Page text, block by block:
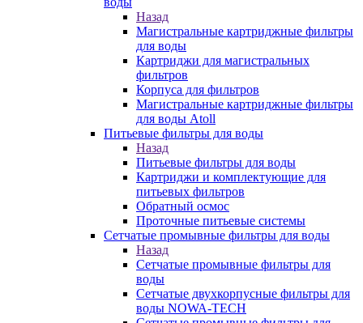
Назад
Магистральные картриджные фильтры
для воды
Картриджи для магистральных
фильтров
Корпуса для фильтров
Магистральные картриджные фильтры
для воды Atoll
Питьевые фильтры для воды
Назад
Питьевые фильтры для воды
Картриджи и комплектующие для
питьевых фильтров
Обратный осмос
Проточные питьевые системы
Сетчатые промывные фильтры для воды
Назад
Сетчатые промывные фильтры для
воды
Сетчатые двухкорпусные фильтры для
воды NOWA-TECH